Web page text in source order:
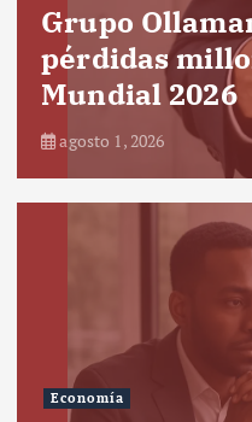
Grupo
pérdidas
Mundial 2026
agosto 1, 2026
Economía